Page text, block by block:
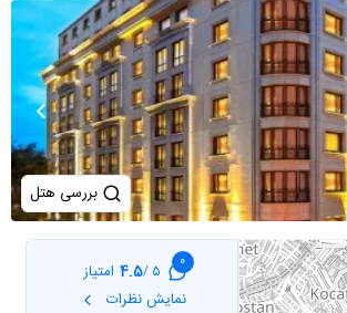
بررسی هتل
0
5 /
4.5 امتیاز
نمایش نظرات